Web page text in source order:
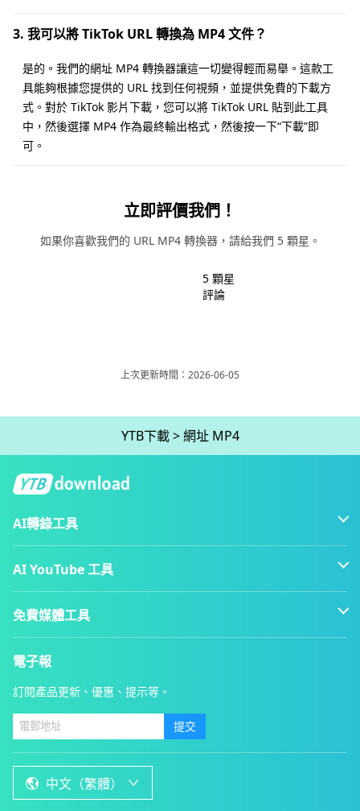
3. 我可以將 TikTok URL 轉換為 MP4 文件？
是的。我們的網址 MP4 轉換器讓這一切變得輕而易舉。這款工
具能夠根據您提供的 URL 找到任何視頻，並提供免費的下載方
式。對於 TikTok 影片下載，您可以將 TikTok URL 貼到此工具
中，然後選擇 MP4 作為最終輸出格式，然後按一下“下載”即
可。
立即評價我們！
如果你喜歡我們的 URL MP4 轉換器，請給我們 5 顆星。
5 顆星
評論
上次更新時間：2026-06-05
YTB下載>網址 MP4
AI轉錄工具
AI YouTube 工具
免費媒體工具
電子報
訂閱產品更新、優惠、提示等。
提交
中文（繁體）